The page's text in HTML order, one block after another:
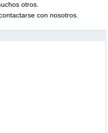
otros.
con nosotros.